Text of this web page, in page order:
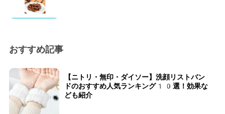
おすすめ記事
【ニトリ・無印・ダイソー】洗顔リストバン
ドのおすすめ人気ランキング10選！効果な
ども紹介